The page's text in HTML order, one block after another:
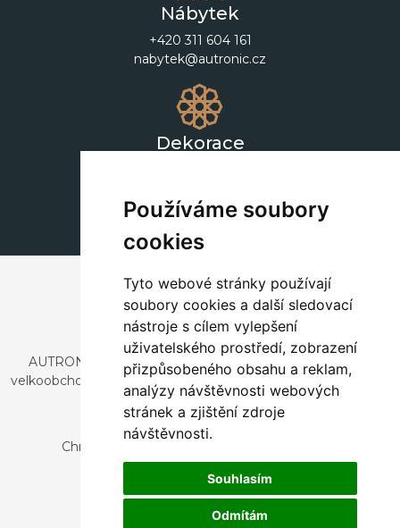
Používáme soubory
cookies
Tyto webové stránky používají
soubory cookies a další sledovací
nástroje s cílem vylepšení
uživatelského prostředí, zobrazení
přizpůsobeného obsahu a reklam,
analýzy návštěvnosti webových
stránek a zjištění zdroje
návštěvnosti.
Souhlasím
Odmítám
Nábytek
+420 311 604 161
nabytek@autronic.cz
Dekorace
AUTRONIC, s.r.o. je společnost zabývající se dovozem a
velkoobchodním prodejem designového i stylového nábytku
a dekorací.
Česká republika
Chrustenice 270, 267 12 Loděnice u Berouna
Slovensko
Nová 366, 032 02 Závažná Poruba